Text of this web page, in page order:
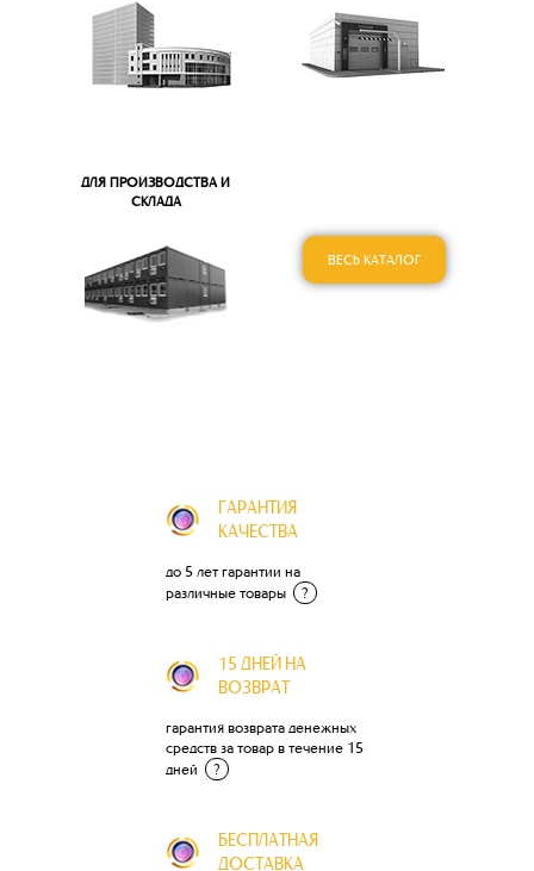
ДЛЯ ПРОИЗВОДСТВА И
СКЛАДА
ВЕСЬ КАТАЛОГ
ГАРАНТИЯ
КАЧЕСТВА
до 5 лет гарантии на
различные товары
?
15 ДНЕЙ НА
ВОЗВРАТ
гарантия возврата денежных
средств за товар в течение 15
дней
?
БЕСПЛАТНАЯ
ДОСТАВКА